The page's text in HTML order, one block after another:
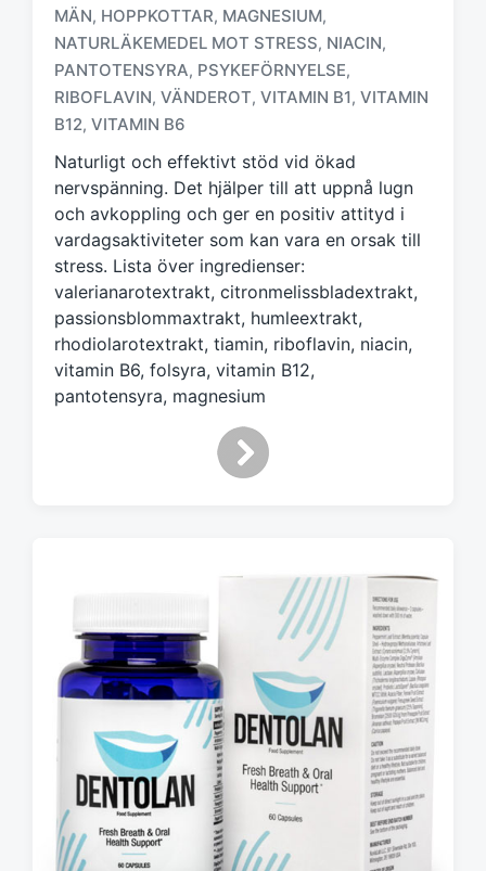
M
ä
r
t
m
e
MÄN, HOPPKOTTAR, MAGNESIUM,
NATURLÄKEMEDEL MOT STRESS, NIACIN,
PANTOTENSYRA, PSYKEFÖRNYELSE,
RIBOFLAVIN, VÄNDEROT, VITAMIN B1, VITAMIN
B12, VITAMIN B6
Naturligt och effektivt stöd vid ökad
nervspänning. Det hjälper till att uppnå lugn
och avkoppling och ger en positiv attityd i
vardagsaktiviteter som kan vara en orsak till
stress. Lista över ingredienser:
valerianarotextrakt, citronmelissbladextrakt,
passionsblommaxtrakt, humleextrakt,
rhodiolarotextrakt, tiamin, riboflavin, niacin,
vitamin B6, folsyra, vitamin B12,
pantotensyra, magnesium